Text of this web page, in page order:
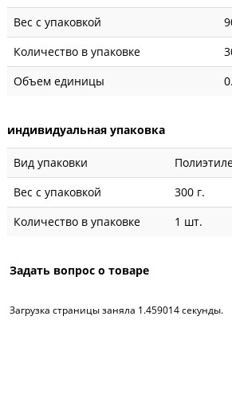
Вес с упаковкой
Количество в упаковке
Объем единицы
индивидуальная упаковка
Вид упаковки
Вес с упаковкой
300 г.
Количество в упаковке
1 шт.
Задать вопрос о товаре
Загрузка страницы заняла 1.459014 секунды.